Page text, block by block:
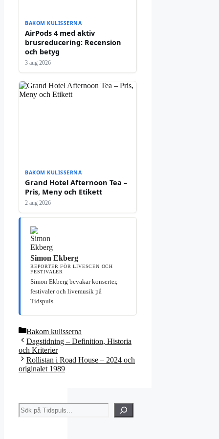
BAKOM KULISSERNA
AirPods 4 med aktiv
brusreducering: Recension
och betyg
3 aug 2026
BAKOM KULISSERNA
Grand Hotel Afternoon Tea –
Pris, Meny och Etikett
2 aug 2026
Simon Ekberg
REPORTER FÖR LIVESCEN OCH
FESTIVALER
Simon Ekberg bevakar konserter,
festivaler och livemusik på
Tidspuls.
Kategorier
Bakom kulisserna
Dagstidning – Definition, Historia
och Kriterier
Rollistan i Road House – 2024 och
originalet 1989
Sök